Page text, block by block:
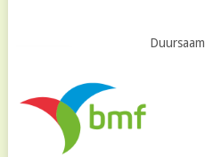
Duursaam